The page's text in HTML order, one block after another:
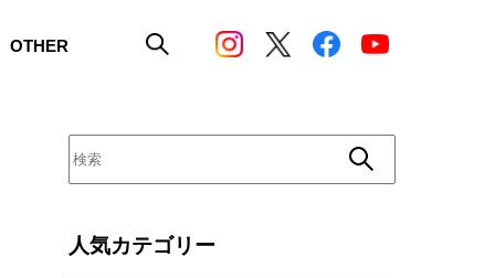
OTHER
人気カテゴリー